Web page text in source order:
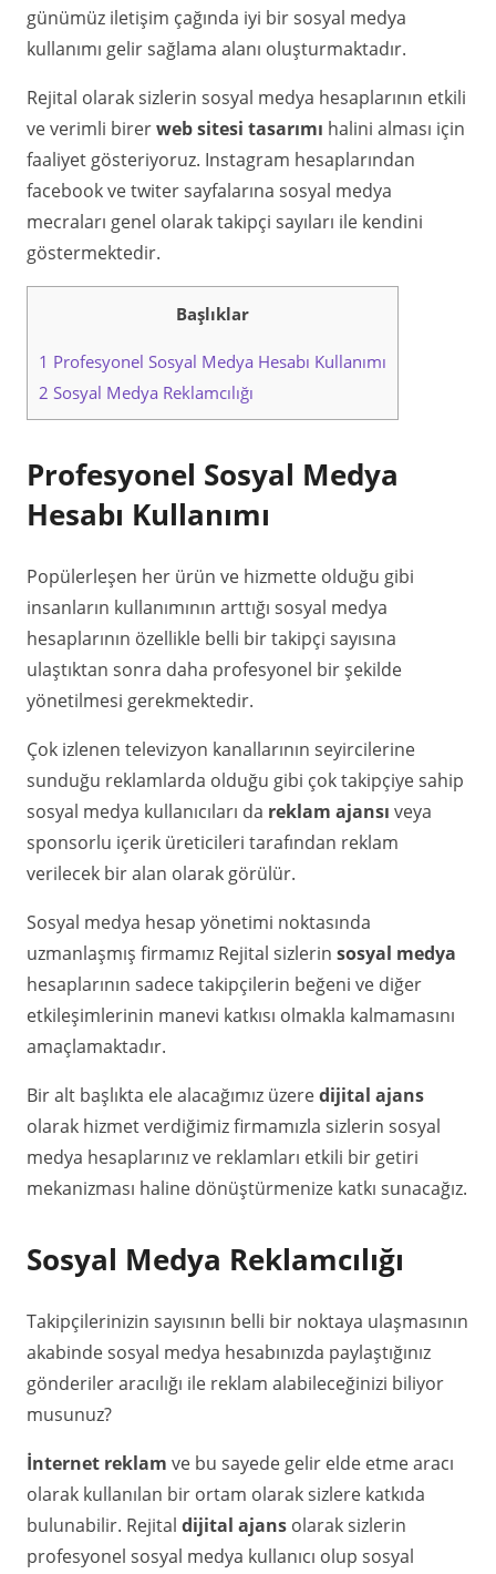
günümüz iletişim çağında iyi bir sosyal medya
kullanımı gelir sağlama alanı oluşturmaktadır.
Rejital olarak sizlerin sosyal medya hesaplarının etkili
ve verimli birerweb sitesi tasarımı halini alması için
faaliyet gösteriyoruz. Instagram hesaplarından
facebook ve twiter sayfalarına sosyal medya
mecraları genel olarak takipçi sayıları ile kendini
göstermektedir.
Başlıklar
1 Profesyonel Sosyal Medya Hesabı Kullanımı
2 Sosyal Medya Reklamcılığı
Profesyonel Sosyal Medya
Hesabı Kullanımı
Popülerleşen her ürün ve hizmette olduğu gibi
insanların kullanımının arttığı sosyal medya
hesaplarının özellikle belli bir takipçi sayısına
ulaştıktan sonra daha profesyonel bir şekilde
yönetilmesi gerekmektedir.
Çok izlenen televizyon kanallarının seyircilerine
sunduğu reklamlarda olduğu gibi çok takipçiye sahip
sosyal medya kullanıcıları da reklam ajansı veya
sponsorlu içerik üreticileri tarafından reklam
verilecek bir alan olarak görülür.
Sosyal medya hesap yönetimi noktasında
uzmanlaşmış firmamız Rejital sizlerin sosyal medya
hesaplarının sadece takipçilerin beğeni ve diğer
etkileşimlerinin manevi katkısı olmakla kalmamasını
amaçlamaktadır.
Bir alt başlıkta ele alacağımız üzeredijital ajans
olarak hizmet verdiğimiz firmamızla sizlerin sosyal
medya hesaplarınız ve reklamları etkili bir getiri
mekanizması haline dönüştürmenize katkı sunacağız.
Sosyal Medya Reklamcılığı
Takipçilerinizin sayısının belli bir noktaya ulaşmasının
akabinde sosyal medya hesabınızda paylaştığınız
gönderiler aracılığı ile reklam alabileceğinizi biliyor
musunuz?
İnternet reklam ve bu sayede gelir elde etme aracı
olarak kullanılan bir ortam olarak sizlere katkıda
bulunabilir. Rejital dijital ajans olarak sizlerin
profesyonel sosyal medya kullanıcı olup sosyal